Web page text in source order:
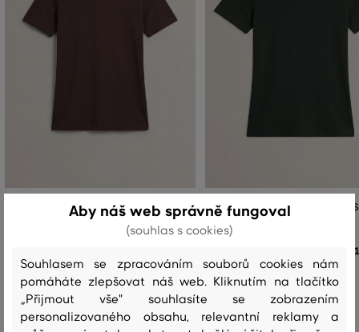
TRIČKO GANT LIGHT COTTON SS T-
Dostupné velikosti:
S, , +1 další
TRIČKO GANT LIGHT COTTON
SHIRT
Dostupné velikosti:
XL +2 další
Aby náš web správně fungoval
(souhlas s cookies)
Souhlasem se zpracováním souborů cookies nám
pomáháte zlepšovat náš web. Kliknutím na tlačítko
„Přijmout vše" souhlasíte se zobrazením
personalizovaného obsahu, relevantní reklamy a